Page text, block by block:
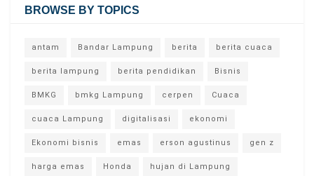
BROWSE BY TOPICS
antam Bandar Lampung berita berita cuaca
berita lampung berita pendidikan Bisnis
BMKG bmkg Lampung cerpen Cuaca
cuaca Lampung digitalisasi ekonomi
Ekonomi bisnis emas erson agustinus gen z
harga emas Honda hujan di Lampung